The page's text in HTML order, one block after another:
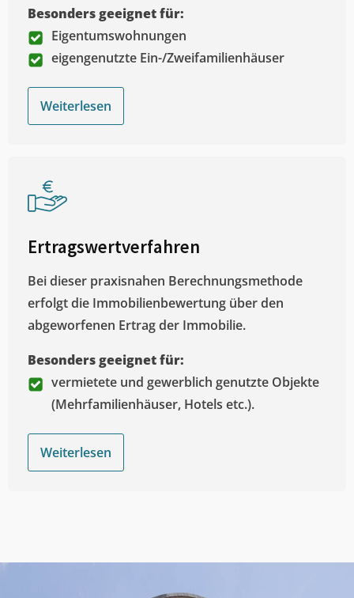
Besonders geeignet für:
Eigentumswohnungen
eigengenutzte Ein-/Zweifamilienhäuser
Weiterlesen
Ertragswertverfahren
Bei dieser praxisnahen Berechnungsmethode
erfolgt die Immobilienbewertung über den
abgeworfenen Ertrag der Immobilie.
Besonders geeignet für:
vermietete und gewerblich genutzte Objekte
(Mehrfamilienhäuser, Hotels etc.).
Weiterlesen